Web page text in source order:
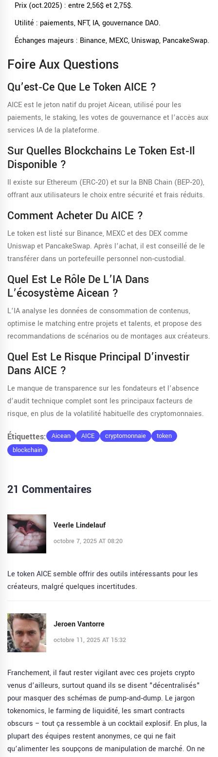
Prix (oct.2025) : entre 2,56$ et 2,75$.
Utilité : paiements, NFT, IA, gouvernance DAO.
Échanges majeurs : Binance, MEXC, Uniswap, PancakeSwap.
Foire Aux Questions
Qu’est‑ce Que Le Token AICE ?
AICE est le jeton natif du projet Aicean, utilisé pour les
paiements, le staking, les votes de gouvernance et l’accès aux
services IA de la plateforme.
Sur Quelles Blockchains Le Token Est‑il
Disponible ?
Il existe sur Ethereum (ERC‑20) et sur la BNB Chain (BEP‑20),
offrant aux utilisateurs le choix entre sécurité et frais réduits.
Comment Acheter Du AICE ?
Le token est listé sur Binance, MEXC et des DEX comme
Uniswap et PancakeSwap. Après l’achat, il est conseillé de le
transférer dans un portefeuille personnel non‑custodial.
Quel Est Le Rôle De L’IA Dans
L’écosystème Aicean ?
L’IA analyse les données de consommation de contenus,
optimise le matching entre projets et talents, et propose des
recommandations de scénarios ou de montages aux créateurs.
Quel Est Le Risque Principal D’investir
Dans AICE ?
Le manque de transparence sur les fondateurs et l’absence
d’audit technique complet sont les principaux facteurs de
risque, en plus de la volatilité habituelle des cryptomonnaies.
Étiquettes: Aicean AICE cryptomonnaie
token
blockchain
21 Commentaires
Veerle Lindelauf
octobre 7, 2025 AT 08:20
Le token AICE semble offrir des outils intéressants pour les
créateurs, malgré quelques incertitudes.
Jeroen Vantorre
octobre 11, 2025 AT 15:32
Franchement, il faut rester vigilant avec ces projets crypto
venus d’ailleurs, surtout quand ils se disent "décentralisés"
pour masquer des schémas de pump‑and‑dump. Le jargon
tokenomics, le farming de liquidité, les smart contracts
obscurs – tout ça ressemble à un cocktail explosif. En plus, la
plupart des équipes restent anonymes, ce qui ne fait
qu’alimenter les soupçons de manipulation de marché. On ne